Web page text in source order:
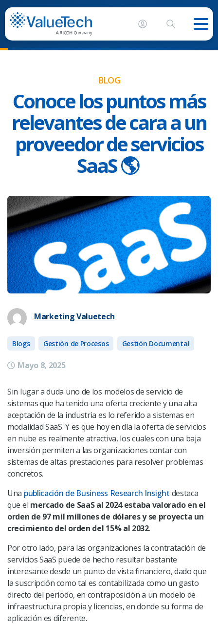
BLOG
Conoce los puntos más
relevantes de cara a un
proveedor de servicios
SaaS 🌎
Marketing Valuetech
Blogs Gestión de Procesos Gestión Documental
Mayo 8, 2025
Sin lugar a duda uno de los modelos de servicio de
sistemas que ha tenido una oferta creciente y una alta
aceptación de la industria es lo referido a sistemas en
modalidad SaaS.Y es que hoy en día la oferta de servicios
en nube es realmente atractiva, los cuales con una baja
inversión permiten a las organizaciones contar con
sistemas de altas prestaciones para resolver problemas
concretos.
Una publicación de Business Research Insight destaca
que el mercado de SaaS al 2024 estaba valorado en el
orden de 97 mil millones de dólares y se proyecta un
crecimiento del orden del 15% al 2032.
Por otro lado, para las organizaciones la contratación de
servicios SaaS puede de hecho resultar bastante
interesante desde un punto de vista financiero, dado que
la suscripción como tal es contabilizada como un gasto
directo del periodo, en contraposición a un modelo de
infraestructura propia y licencias, en donde su forma de
aplicación es diferente.